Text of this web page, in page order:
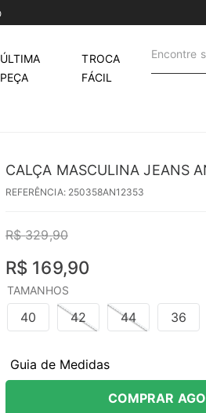
ÚLTIMA
PEÇA
TROCA
FÁCIL
CALÇA MASCULINA JEANS
REFERÊNCIA: 250358AN12353
R$ 329,90
R$ 169,90
TAMANHOS
40 42 44 36
Guia de Medidas
COMPRAR